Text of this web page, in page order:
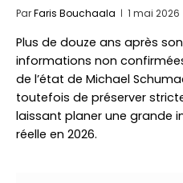
ParFaris Bouchaala 1 mai 2026
Plus de douze ans après
informations non
de l’état de Michael
toutefois de préserver
laissant planer une grande
réelle en 2026.